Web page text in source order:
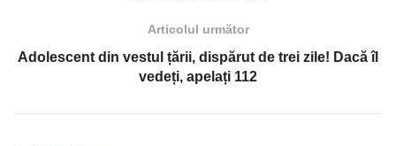
Articolul următor
Adolescent din vestul țării, dispărut de trei zile! Dacă îl
vedeți, apelați 112